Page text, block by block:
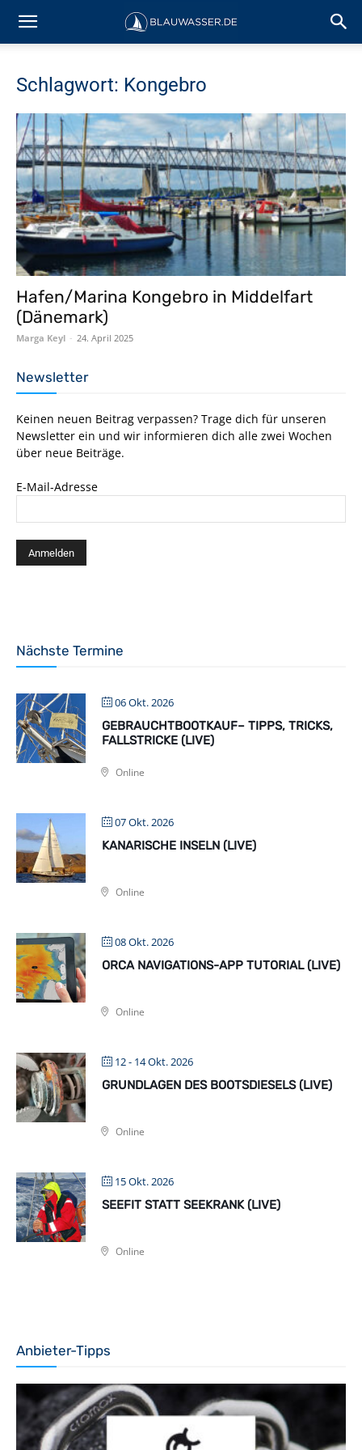
Schlagwort: Kongebro
Hafen/Marina Kongebro in Middelfart
(Dänemark)
Marga Keyl - 24. April 2025
Newsletter
Keinen neuen Beitrag verpassen? Trage dich für unseren
Newsletter ein und wir informieren dich alle zwei Wochen
über neue Beiträge.
E-Mail-Adresse
Nächste Termine
06 Okt. 2026
GEBRAUCHTBOOTKAUF– TIPPS, TRICKS,
FALLSTRICKE (LIVE)
Online
07 Okt. 2026
KANARISCHE INSELN (LIVE)
Online
08 Okt. 2026
ORCA NAVIGATIONS-APP TUTORIAL (LIVE)
Online
12 - 14 Okt. 2026
GRUNDLAGEN DES BOOTSDIESELS (LIVE)
Online
15 Okt. 2026
SEEFIT STATT SEEKRANK (LIVE)
Online
Anbieter-Tipps